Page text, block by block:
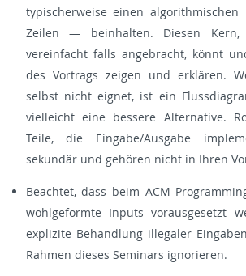
typischerweise einen
Zeilen — beinhalten. Diesen
vereinfacht falls angebracht, könnt
des Vortrags zeigen und erklären.
selbst nicht eignet, ist ein
vielleicht eine bessere Alternative.
Teile, die Eingabe/Ausgabe
sekundär und gehören nicht in Ihren
Beachtet, dass beim ACM
wohlgeformte Inputs vorausgesetzt
explizite Behandlung illegaler
Rahmen dieses Seminars ignorieren.